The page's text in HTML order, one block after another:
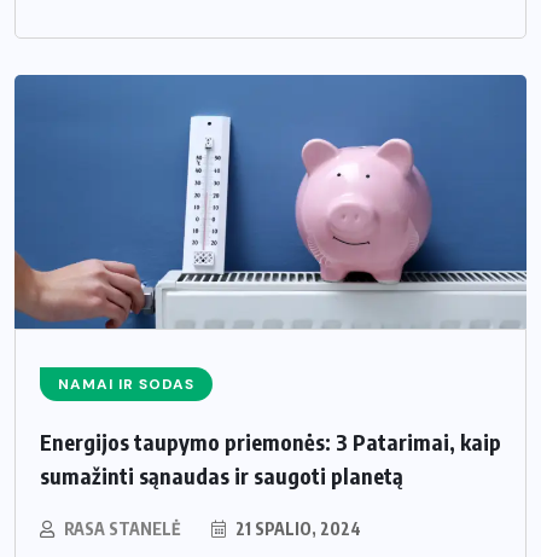
NAMAI IR SODAS
Energijos taupymo priemonės: 3 Patarimai, kaip
sumažinti sąnaudas ir saugoti planetą
RASA STANELĖ 21 SPALIO, 2024